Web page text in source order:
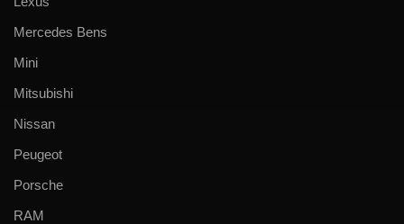
Mercedes Bens
Mini
Mitsubishi
Nissan
Peugeot
Porsche
RAM